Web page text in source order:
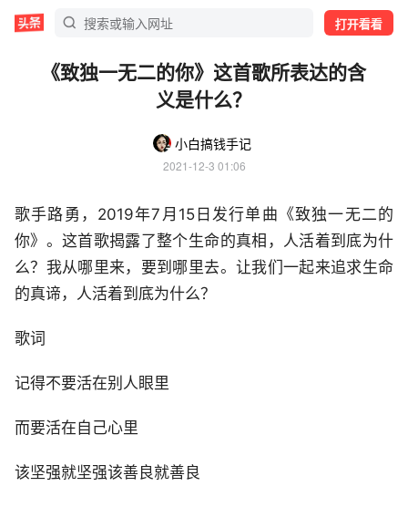
打开看看
《致独一无二的你》这首歌所表达的含
义是什么？
小白搞钱手记
2021-12-3 01:06
歌手路勇，2019年7月15日发行单曲《致独一无二的
你》。这首歌揭露了整个生命的真相，人活着到底为什
么？我从哪里来，要到哪里去。让我们一起来追求生命
的真谛，人活着到底为什么？
歌词
记得不要活在别人眼里
而要活在自己心里
该坚强就坚强该善良就善良